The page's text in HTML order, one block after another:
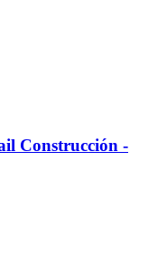
Construcción -